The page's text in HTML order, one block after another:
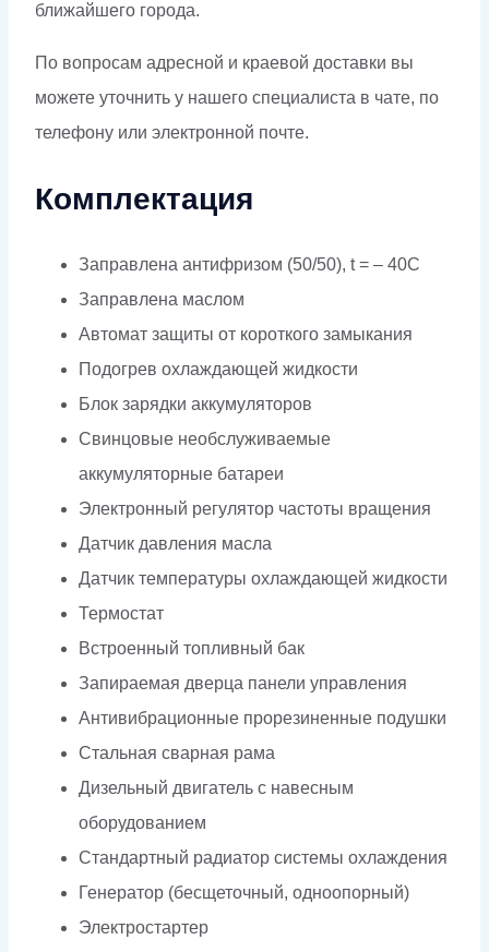
ближайшего города.
По вопросам адресной и краевой доставки вы
можете уточнить у нашего специалиста в чате, по
телефону или электронной почте.
Комплектация
Заправлена антифризом (50/50), t = – 40C
Заправлена маслом
Автомат защиты от короткого замыкания
Подогрев охлаждающей жидкости
Блок зарядки аккумуляторов
Свинцовые необслуживаемые
аккумуляторные батареи
Электронный регулятор частоты вращения
Датчик давления масла
Датчик температуры охлаждающей жидкости
Термостат
Встроенный топливный бак
Запираемая дверца панели управления
Антивибрационные прорезиненные подушки
Стальная сварная рама
Дизельный двигатель с навесным
оборудованием
Стандартный радиатор системы охлаждения
Генератор (бесщеточный, одноопорный)
Электростартер